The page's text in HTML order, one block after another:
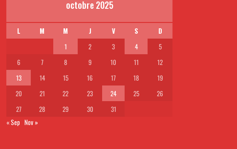
octobre 2025
L M M J V S
D
1
2 3 4
5
6
7 8 9 10 11
12
13
14 15 16 17 18
19
20
21 22 23 24 25
26
27
28 29 30
31
« Sep Nov »